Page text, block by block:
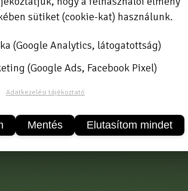
széles, 930 mm kinyúlása, 280 mm
ablakok, erkélyek, garázsajtók,
felszerelhető. A polikarbonát
kölcsönöz a homlokzatnak.
anyagot (csavarok, tiplik,
lehetővé teszi, hogy több elemet
sütiket (cookie-kat) használunk.
(Google Analytics, látogatottság)
(Google Ads, Facebook Pixel)
Adatkezelési tájékoztató
Mentés Elutasítom mindet